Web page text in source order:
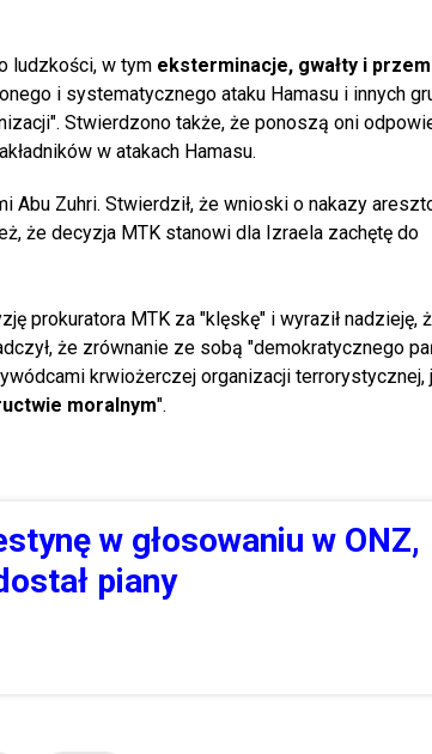
ludzkości, w tym eksterminacje, gwałty i
i systematycznego ataku Hamasu i innych
Stwierdzono także, że ponoszą oni
w atakach Hamasu.
Abu Zuhri. Stwierdził, że wnioski o nakazy
że decyzja MTK stanowi dla Izraela zachętę do
prokuratora MTK za "klęskę" i wyraził nadzieję,
że zrównanie ze sobą "demokratycznego
krwiożerczej organizacji terrorystycznej,
moralnym".
w głosowaniu w ONZ,
piany